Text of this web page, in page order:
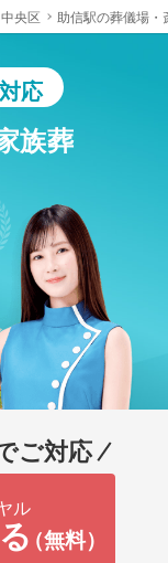
中央区 助信駅の葬儀場・
応
族葬
ご対応
ル
（無料）